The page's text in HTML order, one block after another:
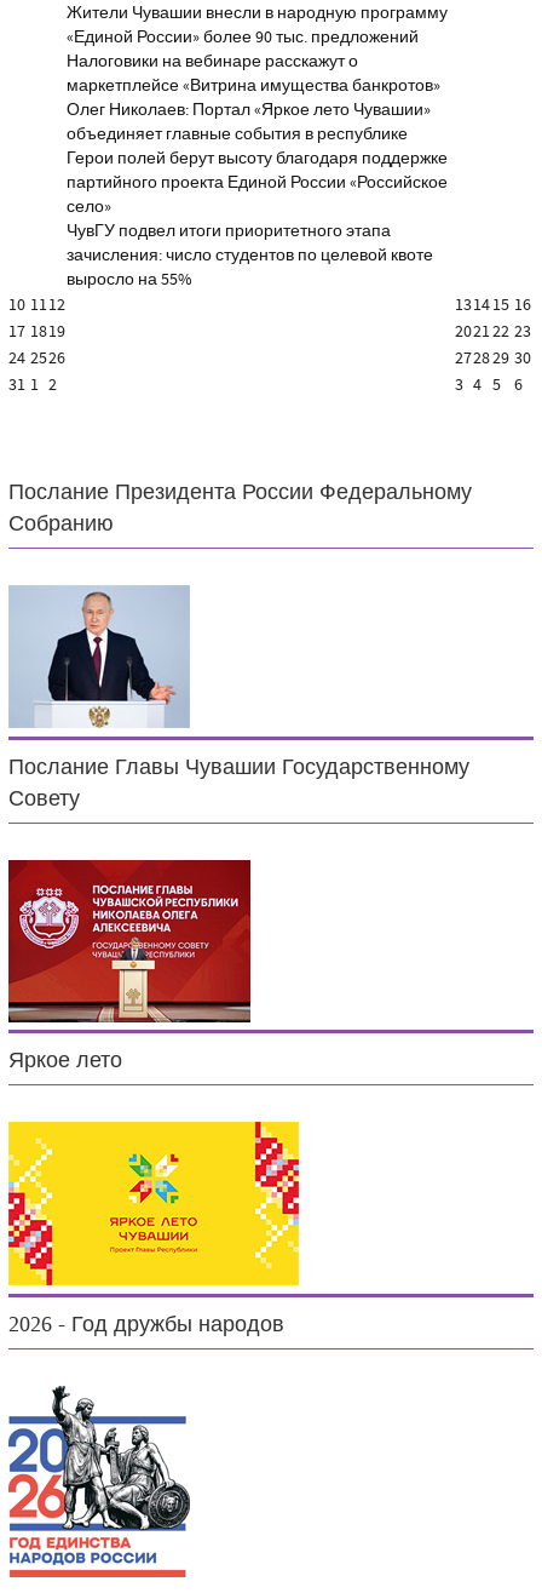
Жители Чувашии внесли в народную программу
«Единой России» более 90 тыс. предложений
Налоговики на вебинаре расскажут о
маркетплейсе «Витрина имущества банкротов»
Олег Николаев: Портал «Яркое лето Чувашии»
объединяет главные события в республике
Герои полей берут высоту благодаря поддержке
партийного проекта Единой России «Российское
село»
ЧувГУ подвел итоги приоритетного этапа
зачисления: число студентов по целевой квоте
выросло на 55%
10 1112 131415 16
17 1819 202122 23
24 2526 272829 30
31 1 2 3 4 5 6
Послание Президента России Федеральному
Собранию
Послание Главы Чувашии Государственному
Совету
Яркое лето
2026 - Год дружбы народов